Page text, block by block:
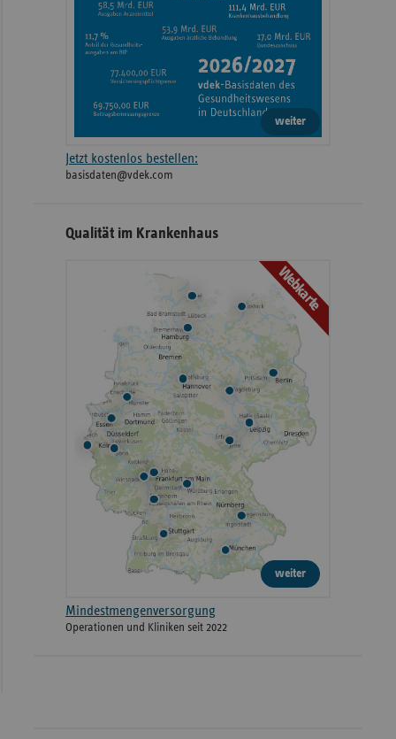
weiter
Jetzt kostenlos bestellen:
basisdaten@vdek.com
Qualität im Krankenhaus
Webkarte
weiter
Mindestmengenversorgung
Operationen und Kliniken seit 2022